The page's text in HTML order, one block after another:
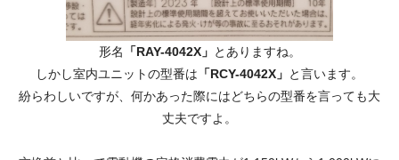
形名 「RAY-4042X」 とありますね。
しかし室内ユニットの型番は 「RCY-4042X」 と言います。
紛らわしいですが、何かあった際にはどちらの型番を言っても大
丈夫ですよ。